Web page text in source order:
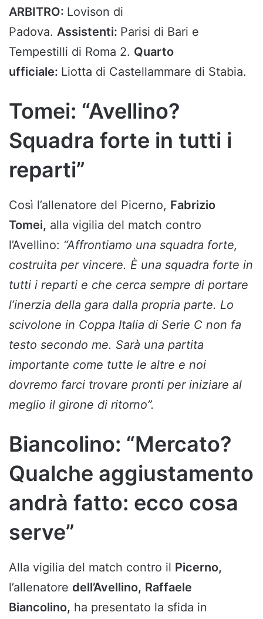
ARBITRO: Lovison di
Padova. Assistenti: Parisi di Bari e
Tempestilli di Roma 2. Quarto
ufficiale: Liotta di Castellammare di Stabia.
Tomei: “Avellino?
Squadra forte in tutti i
reparti”
Così l’allenatore del Picerno, Fabrizio
Tomei, alla vigilia del match contro
l’Avellino: “Affrontiamo una squadra forte,
costruita per vincere. È una squadra forte in
tutti i reparti e che cerca sempre di portare
l’inerzia della gara dalla propria parte. Lo
scivolone in Coppa Italia di Serie C non fa
testo secondo me. Sarà una partita
importante come tutte le altre e noi
dovremo farci trovare pronti per iniziare al
meglio il girone di ritorno”.
Biancolino: “Mercato?
Qualche aggiustamento
andrà fatto: ecco cosa
serve”
Alla vigilia del match contro il Picerno,
l’allenatore dell’Avellino, Raffaele
Biancolino, ha presentato la sfida in